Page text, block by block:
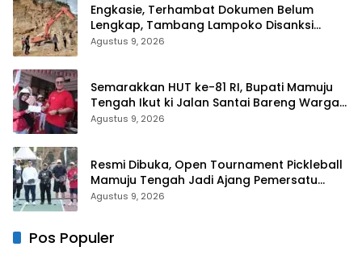
Engkasie, Terhambat Dokumen Belum
Lengkap, Tambang Lampoko Disanksi
Sementara Untuk Tidak Operasional
Agustus 9, 2026
Semarakkan HUT ke-81 RI, Bupati Mamuju
Tengah Ikut ki Jalan Santai Bareng Warga
Karossa
Agustus 9, 2026
Resmi Dibuka, Open Tournament Pickleball
Mamuju Tengah Jadi Ajang Pemersatu
Antar daerah
Agustus 9, 2026
Pos Populer